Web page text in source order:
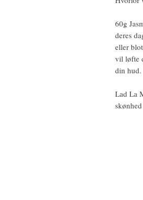
60g
deres
eller
vil løfte
din hud.
Lad La